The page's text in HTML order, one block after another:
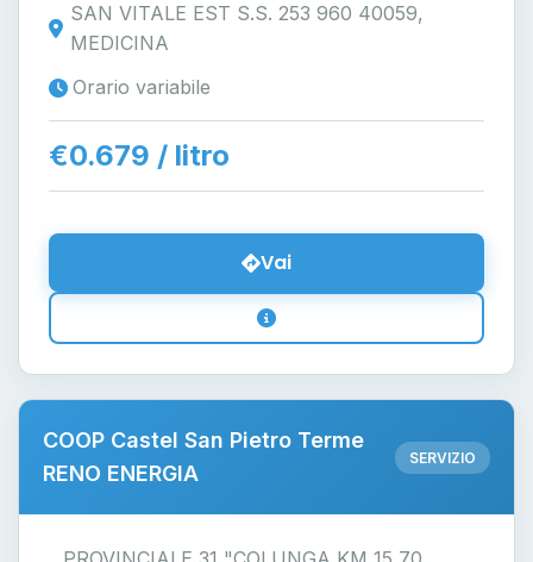
SAN VITALE EST S.S. 253 960 40059,
MEDICINA
Orario variabile
€0.679 / litro
Vai
COOP Castel San Pietro Terme
RENO ENERGIA
SERVIZIO